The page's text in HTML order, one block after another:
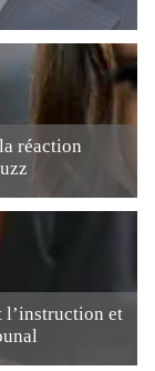
réaction
l’instruction et